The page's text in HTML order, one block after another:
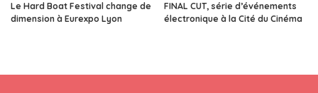
Le Hard Boat Festival change de
dimension à Eurexpo Lyon
FINAL CUT, série d’événements
électronique à la Cité du Cinéma